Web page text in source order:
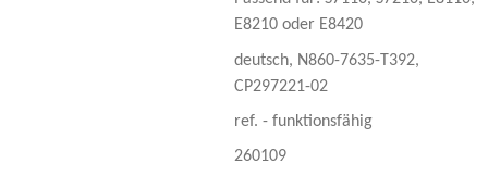
E8210 oder E8420
deutsch, N860-7635-T392,
CP297221-02
ref. - funktionsfähig
260109